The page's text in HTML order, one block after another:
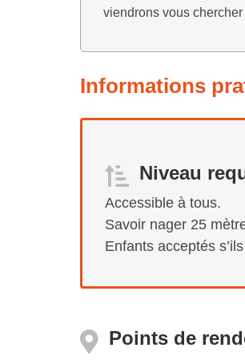
viendrons vous
Informations
Niveau
Accessible à tous.
Savoir nager 25
Enfants acceptés
Points de